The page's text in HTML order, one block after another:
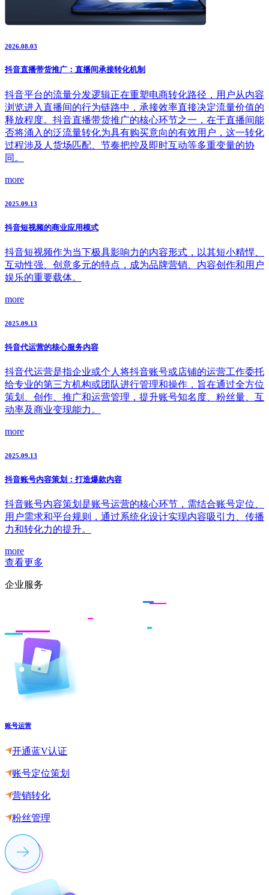
2026.08.03
抖音直播带货推广：直播间承接转化机制
抖音平台的流量分发逻辑正在重塑电商转化路径，用户从内容
浏览进入直播间的行为链路中，承接效率直接决定流量价值的
释放程度。抖音直播带货推广的核心环节之一，在于直播间能
否将涌入的泛流量转化为具有购买意向的有效用户，这一转化
过程涉及人货场匹配、节奏把控及即时互动等多重变量的协
同。
more
2025.09.13
抖音短视频的商业应用模式
抖音短视频作为当下极具影响力的内容形式，以其短小精悍、
互动性强、创意多元的特点，成为品牌营销、内容创作和用户
娱乐的重要载体。
more
2025.09.13
抖音代运营的核心服务内容
抖音代运营是指企业或个人将抖音账号或店铺的运营工作委托
给专业的第三方机构或团队进行管理和操作，旨在通过全方位
策划、创作、推广和运营管理，提升账号知名度、粉丝量、互
动率及商业变现能力。
more
2025.09.13
抖音账号内容策划：打造爆款内容
抖音账号内容策划是账号运营的核心环节，需结合账号定位、
用户需求和平台规则，通过系统化设计实现内容吸引力、传播
力和转化力的提升。
more
查看更多
企业服务
账号运营
开通蓝V认证
账号定位策划
营销转化
粉丝管理